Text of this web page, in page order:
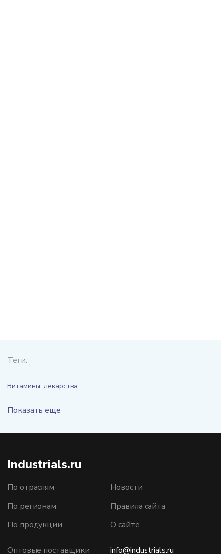
Теги:
Витамины, лекарства
Показать еще
Industrials.ru
По отраслям
По регионам
По продукции
Новости
Правила сайта
О сайте
Оптовые поставщики info@industrials.ru